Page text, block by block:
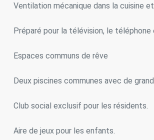
Ventilation mécanique dans la cuisine
Préparé pour la télévision, le
Espaces communs de rêve
Deux piscines communes avec de
Club social exclusif pour les résidents.
Aire de jeux pour les enfants.